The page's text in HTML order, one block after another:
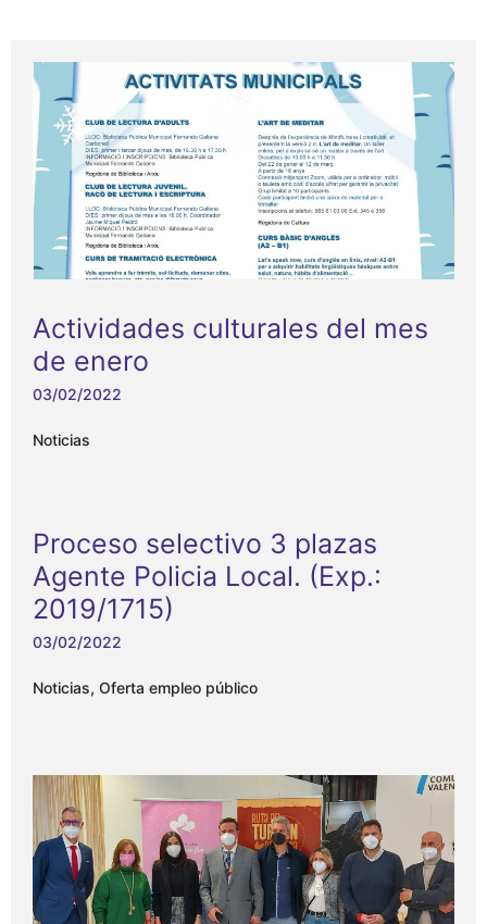
Actividades culturales del mes
de enero
03/02/2022
Noticias
Proceso selectivo 3 plazas
Agente Policia Local. (Exp.:
2019/1715)
03/02/2022
Noticias, Oferta empleo público